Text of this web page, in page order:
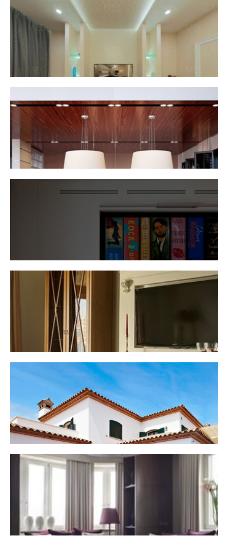
ДОМ НА НОВОЙ РИГЕ
2-Х КОМНАТНАЯ КВАРТИРА НА БАЗОВСКОЙ
СЕМЕЙНАЯ РЕЗИДЕНЦИЯ
ВОЛШЕБНАЯ ЛАМПА